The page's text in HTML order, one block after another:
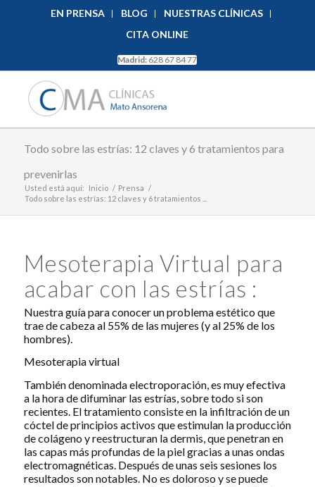
EN PRENSA BLOG
NUESTRAS CLÍNICAS
CITA ONLINE
Madrid: 628 67 84 77
Todo sobre las estrías: 12 claves y 6 tratamientos para
prevenirlas
Usted está aquí: Inicio / Prensa /
Todo sobre las estrías: 12 claves y 6 tratamientos ...
Mesoterapia Virtual para
acabar con las estrías :
Nuestra guía para conocer un problema estético que
trae de cabeza al 55% de las mujeres (y al 25% de los
hombres).
Mesoterapia virtual
También denominada electroporación, es muy efectiva
a la hora de difuminar las estrías, sobre todo si son
recientes. El tratamiento consiste en la infiltración de un
cóctel de principios activos que estimulan la producción
de colágeno y reestructuran la dermis, que penetran en
las capas más profundas de la piel gracias a unas ondas
electromagnéticas. Después de unas seis sesiones los
resultados son notables. No es doloroso y se puede